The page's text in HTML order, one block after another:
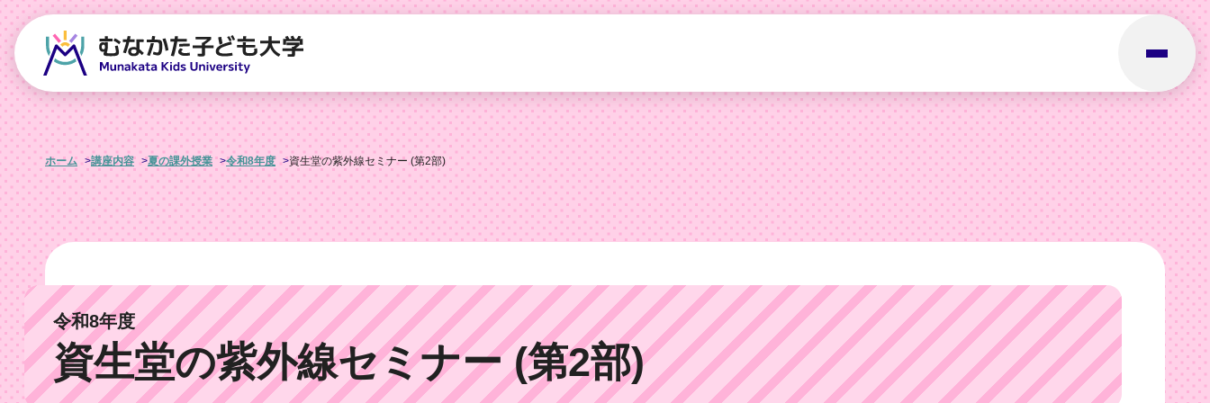
ホーム 講座内容 夏の課外授業 令和8年度 資生堂の紫外線セミナー (第2部)
令和8年度
資生堂の紫外線セミナー (第2部)